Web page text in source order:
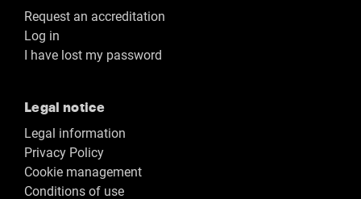
Request an accreditation
Log in
I have lost my password
Legal notice
Legal information
Privacy Policy
Cookie management
Conditions of use